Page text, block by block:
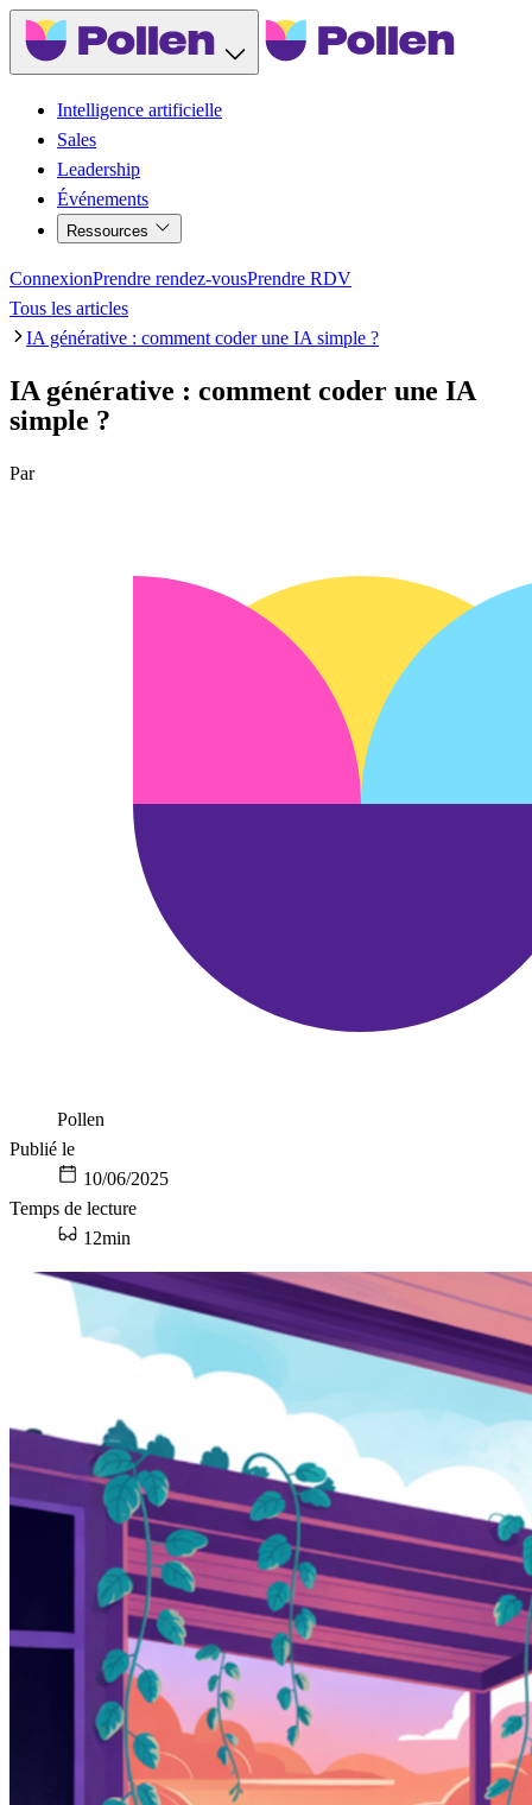
Intelligence artificielle
Sales
Leadership
Événements
Ressources
ConnexionPrendre rendez-vousPrendre RDV
Tous les articles
IA générative : comment coder une IA simple ?
IA générative : comment coder une IA
simple ?
Par
Pollen
Publié le
10/06/2025
Temps de lecture
12min